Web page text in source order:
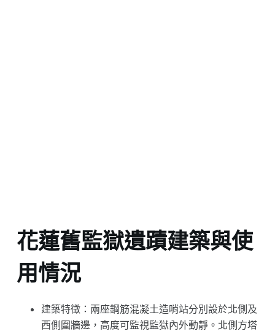
花蓮舊監獄遺蹟建築與使
用情況
建築特徵：兩座鋼筋混凝土造哨站分別設於北側及
西側圍牆邊，高度可監視監獄內外動靜。北側方塔